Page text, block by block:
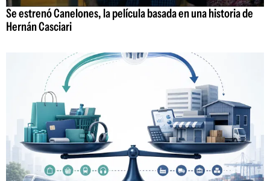
Se estrenó Canelones, la película basada en una historia de
Hernán Casciari